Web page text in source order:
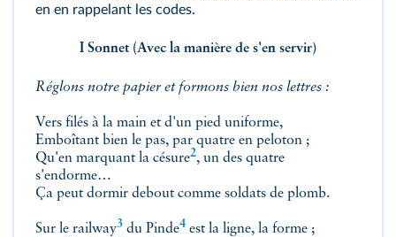
en en rappelant les codes.
I Sonnet (Avec la manière de s'en servir)
Réglons notre papier et formons bien nos lettres :
Vers filés à la main et d'un pied uniforme,
Emboîtant bien le pas, par quatre en peloton ;
Qu'en marquant la césure2, un des quatre
s'endorme…
Ça peut dormir debout comme soldats de plomb.
Sur le railway3 du Pinde4 est la ligne, la forme ;